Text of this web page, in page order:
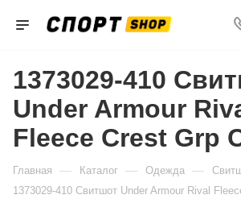
1373029-410
Under Armour
Fleece Crest Grp
Главная — Каталог — Одежда —
1373029-410 Свитшот Under Armour Rival